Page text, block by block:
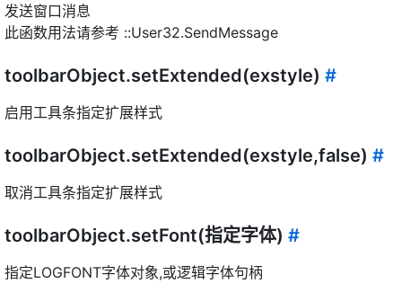
发送窗口消息
此函数用法请参考 ::User32.SendMessage
toolbarObject.setExtended(exstyle) #
启用工具条指定扩展样式
toolbarObject.setExtended(exstyle,false) #
取消工具条指定扩展样式
toolbarObject.setFont(指定字体) #
指定LOGFONT字体对象,或逻辑字体句柄